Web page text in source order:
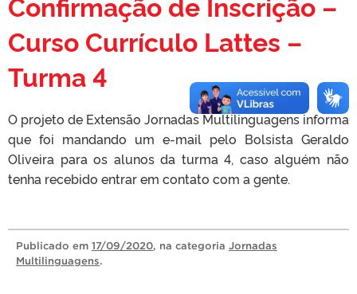
Curso Currículo Lattes –
Turma 4
O projeto de Extensão Jornadas Multilinguagens informa
que foi mandando um e-mail pelo Bolsista Geraldo
Oliveira para os alunos da turma 4, caso alguém não
tenha recebido entrar em contato com a gente.
Publicado em 17/09/2020, na categoria Jornadas
Multilinguagens.